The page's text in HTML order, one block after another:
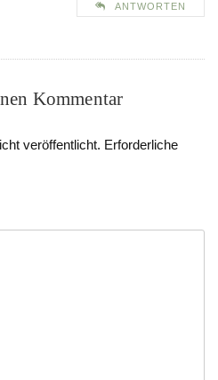
ANTWORTEN
Kommentar
veröffentlicht. Erforderliche